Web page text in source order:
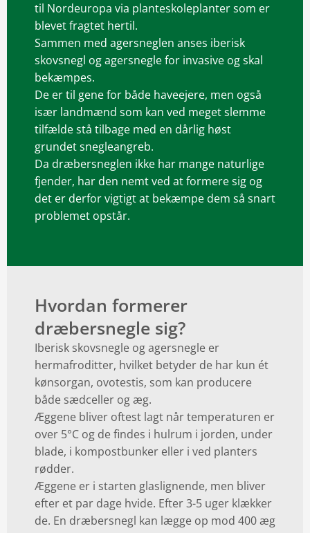
til Nordeuropa via planteskoleplanter som er
blevet fragtet hertil.
Sammen med agersneglen anses iberisk
skovsnegl og agersnegle for invasive og skal
bekæmpes.
De er til gene for både haveejere, men også
især landmænd som kan ved meget slemme
tilfælde stå tilbage med en dårlig høst
grundet snegleangreb.
Da dræbersneglen ikke har mange naturlige
fjender, har den nemt ved at formere sig og
det er derfor vigtigt at bekæmpe dem så snart
problemet opstår.
Hvordan formerer
dræbersnegle sig?
Iberisk skovsnegle og agersnegle er
hermafroditter, hvilket betyder de har kun ét
kønsorgan, ovotestis, som kan producere
både sædceller og æg.
Æggene bliver oftest lagt når temperaturen er
over 5°C og de findes i hulrum i jorden, under
blade, i kompostbunker eller i ved planters
rødder.
Æggene er i starten glaslignende, men bliver
efter et par dage hvide. Efter 3-5 uger klækker
de. En dræbersnegl kan lægge op mod 400 æg